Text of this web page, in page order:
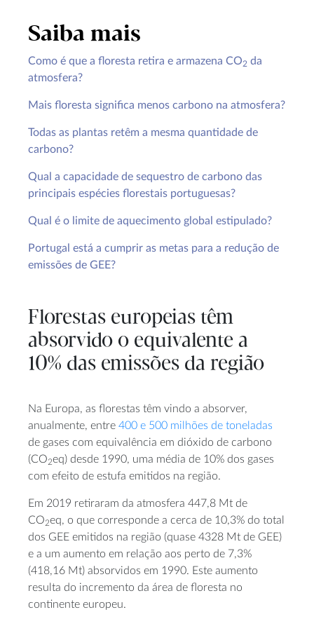
Saiba mais
Como é que a floresta retira e armazena CO2 da
atmosfera?
Mais floresta significa menos carbono na atmosfera?
Todas as plantas retêm a mesma quantidade de
carbono?
Qual a capacidade de sequestro de carbono das
principais espécies florestais portuguesas?
Qual é o limite de aquecimento global estipulado?
Portugal está a cumprir as metas para a redução de
emissões de GEE?
Florestas europeias têm
absorvido o equivalente a
10% das emissões da região
Na Europa, as florestas têm vindo a absorver,
anualmente, entre 400 e 500 milhões de toneladas
de gases com equivalência em dióxido de carbono
(CO2eq) desde 1990, uma média de 10% dos gases
com efeito de estufa emitidos na região.
Em 2019 retiraram da atmosfera 447,8 Mt de
CO2eq, o que corresponde a cerca de 10,3% do total
dos GEE emitidos na região (quase 4328 Mt de GEE)
e a um aumento em relação aos perto de 7,3%
(418,16 Mt) absorvidos em 1990. Este aumento
resulta do incremento da área de floresta no
continente europeu.